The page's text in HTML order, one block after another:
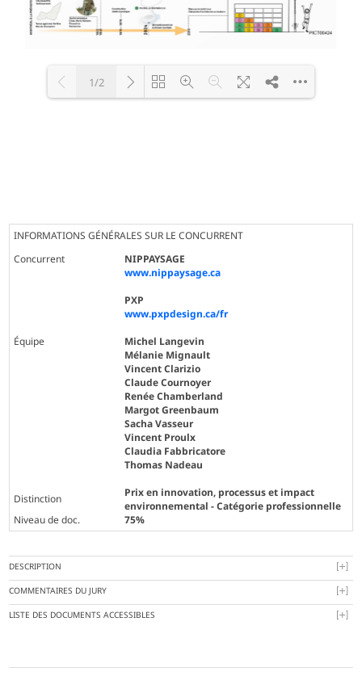
1/2
INFORMATIONS GÉNÉRALES SUR LE CONCURRENT
Concurrent
NIPPAYSAGE
www.nippaysage.ca
PXP
www.pxpdesign.ca/fr
Équipe
Michel Langevin
Mélanie Mignault
Vincent Clarizio
Claude Cournoyer
Renée Chamberland
Margot Greenbaum
Sacha Vasseur
Vincent Proulx
Claudia Fabbricatore
Thomas Nadeau
Distinction
Prix en innovation, processus et impact
environnemental - Catégorie professionnelle
Niveau de doc.
75%
DESCRIPTION
COMMENTAIRES DU JURY
LISTE DES DOCUMENTS ACCESSIBLES